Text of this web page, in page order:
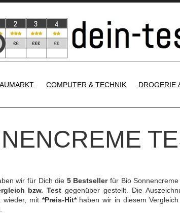
COMPUTER & TECHNIK DROGERIE
wir für Dich die 5 Bestsellerfür Bio Sonnencreme
bzw. Test gegenüber gestellt. Die
wieder, mit *Preis-Hit*haben wir in diesem